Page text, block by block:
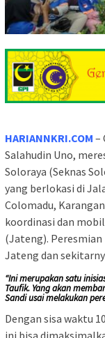
HARIANNKRI.COM –
Salahudin Uno,
Soloraya (Seknas
yang berlokasi di
Colomadu,
koordinasi dan
(Jateng).
Jateng dan
“Ini merupakan satu
Taufik. Yang akan
Sandi usai melakukan
Dengan sisa waktu